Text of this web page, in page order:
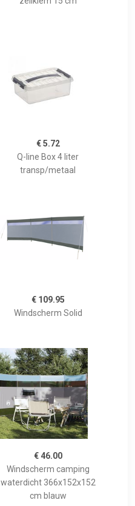
€ 5.72
Q-line Box 4 liter
transp/metaal
€ 109.95
Windscherm Solid
€ 46.00
Windscherm camping
waterdicht 366x152x152
cm blauw